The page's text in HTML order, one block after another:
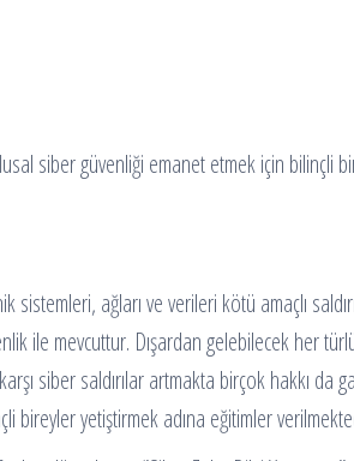
siber güvenliği emanet etmek için bilinçli
ağları ve verileri kötü amaçlı
ile mevcuttur. Dışardan gelebilecek her
siber saldırılar artmakta birçok hakkı
bireyler yetiştirmek adına eğitimler